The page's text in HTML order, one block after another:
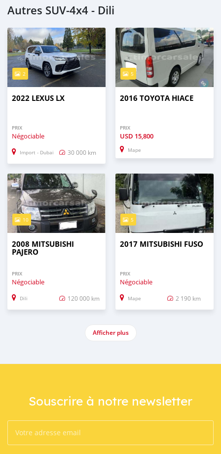
Autres SUV‒4x4 - Dili
2
2022 LEXUS LX
PRIX
Négociable
Import - Dubai 30 000 km
5
2016 TOYOTA HIACE
PRIX
USD 15,800
Mape
10
2008 MITSUBISHI
PAJERO
PRIX
Négociable
Dili 120 000 km
5
2017 MITSUBISHI FUSO
PRIX
Négociable
Mape 2 190 km
Afficher plus
Souscrire à notre newsletter